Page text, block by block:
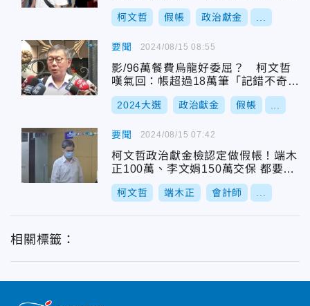
萬
柯文哲 假帳 政治獻金
要聞
影/96萬餐費烏龍好委屈？ 柯文哲
嘆氣回：帳超過18萬筆「記錯不奇
怪」
2024大選 政治獻金 假帳
2024/08/15 08:55
要聞
柯文哲政治獻金檢認定做假帳！端木
正100萬、李文娟150萬交保 都要戴
電子腳鐐
柯文哲 端木正 會計師
2024/08/15 07:42
相關標籤：